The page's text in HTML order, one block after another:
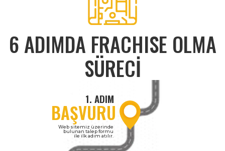
6 ADIMDA FRACHISE OLMA
SÜRECİ
BAŞVURU
1. ADIM
Web sitemiz üzerinde
bulunan talep formu
ile ilk adım atılır.